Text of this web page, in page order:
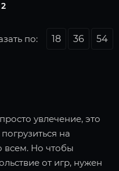
2
по: 18 36 54
увлечение, это
на
всем. Но чтобы
от игр, нужен